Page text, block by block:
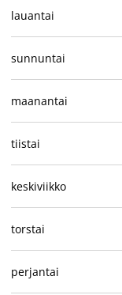
lauantai
sunnuntai
maanantai
tiistai
keskiviikko
torstai
perjantai